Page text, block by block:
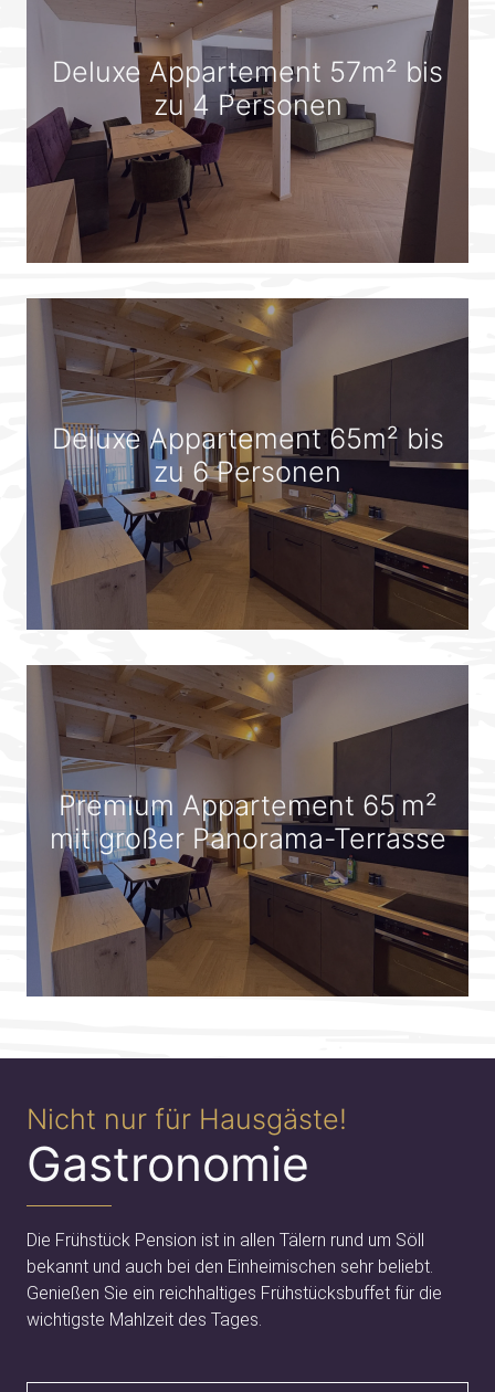
Deluxe Appartement 57m² bis
zu 4 Personen
Deluxe Appartement 65m² bis
zu 6 Personen
Premium Appartement 65 m²
mit großer Panorama-Terrasse
Gastronomie
Nicht nur für Hausgäste!
Die Frühstück Pension ist in allen Tälern rund um Söll
bekannt und auch bei den Einheimischen sehr beliebt.
Genießen Sie ein reichhaltiges Frühstücksbuffet für die
wichtigste Mahlzeit des Tages.